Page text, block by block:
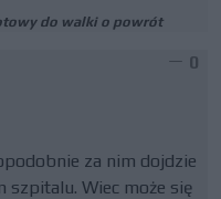
do walki o powrót
0
za nim dojdzie
szpitalu. Wiec może się